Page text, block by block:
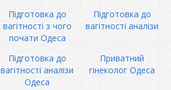
Підготовка до
вагітності з чого
почати Одеса
Підготовка до
вагітності аналізи
Підготовка до
вагітності аналізи
Одеса
Приватний
гінеколог Одеса